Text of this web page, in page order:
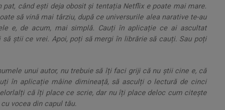
când ești deja obosit și tentația Netflix e poate mai mare.
să vină mai târziu, după ce universurile alea narative te-au
e, de acum, mai simplă. Cauți în aplicație ce ai ascultat
știi ce vrei. Apoi, poți să mergi în librărie să cauți. Sau poți
unui autor, nu trebuie să îți faci griji că nu știi cine e, că
în aplicație mâine dimineață, să asculți o lectură de cinci
că îți place ce scrie, dar nu îți place deloc cum citește
vocea din capul tău.